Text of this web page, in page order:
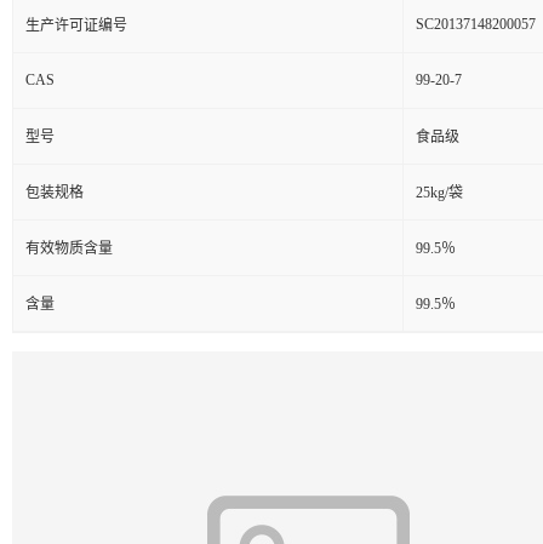
生产许可证编号 SC20137148200057
CAS 99-20-7
型号 食品级
包装规格 25kg/袋
有效物质含量 99.5％
含量 99.5％